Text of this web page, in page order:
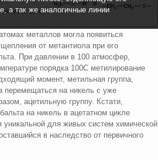
а так же аналогичные линии
металлов могла появиться
от метантиола при его
При давлении в 100 атмосфер,
порядка 100C метилирование
момент, метильная группа,
перемещаться на никель с уже
ацетильную группу. Кстати,
на никель в ацетатном цикле
для живых систем химической
в наследство от первичного